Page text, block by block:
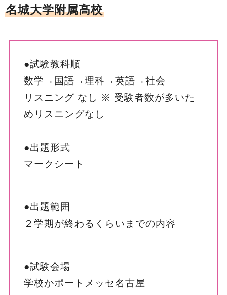
名城大学附属高校
●試験教科順
数学→国語→理科→英語→社会
リスニング なし ※ 受験者数が多いた
めリスニングなし
●出題形式
マークシート
●出題範囲
２学期が終わるくらいまでの内容
●試験会場
学校かポートメッセ名古屋